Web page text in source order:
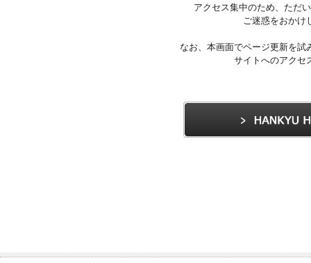
アクセス集中のため、ただ
ご迷惑をおかけ
なお、本画面でページ更新を
サイトへのアクセ